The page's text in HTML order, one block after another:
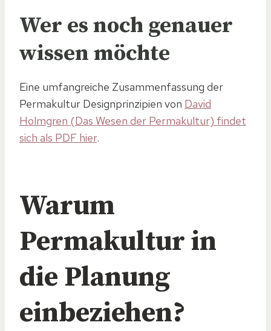
Wer es noch genauer
wissen möchte
Eine umfangreiche Zusammenfassung der
Permakultur Designprinzipien von David
Holmgren (Das Wesen der Permakultur) findet
sich als PDF hier.
Warum
Permakultur in
die Planung
einbeziehen?